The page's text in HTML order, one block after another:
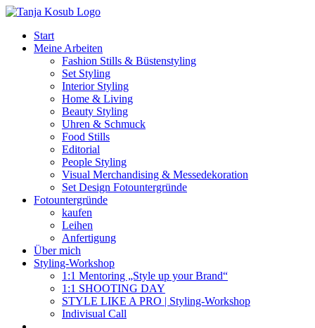
Zum
springenStart
Meine Arbeiten
Fashion Stills & Büstenstyling
Set Styling
Interior Styling
Home & Living
Beauty Styling
Uhren & Schmuck
Food Stills
Editorial
People Styling
Visual Merchandising & Messedekoration
Set Design Fotountergründe
Fotountergründe
kaufen
Leihen
Anfertigung
Über mich
Styling-Workshop
1:1 Mentoring „Style up your Brand“
1:1 SHOOTING DAY
STYLE LIKE A PRO | Styling-Workshop
Indivisual Call